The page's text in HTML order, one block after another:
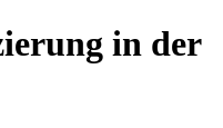
in der